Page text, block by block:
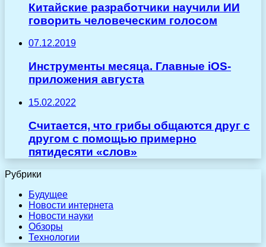
Китайские разработчики научили ИИ
говорить человеческим голосом
07.12.2019
Инструменты месяца. Главные iOS-
приложения августа
15.02.2022
Считается, что грибы общаются друг с
другом с помощью примерно
пятидесяти «слов»
Рубрики
Будущее
Новости интернета
Новости науки
Обзоры
Технологии